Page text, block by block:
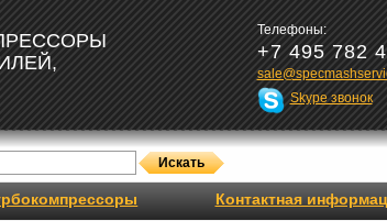
Телефоны:
+7 495 782
Skype звонок
Контактная